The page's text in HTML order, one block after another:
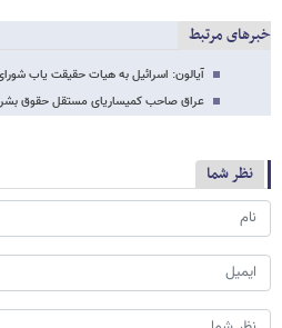
خبرهای مرتبط
آیالون: اسرائیل به هیات حقیقت یاب
عراق صاحب کمیساریای مستقل حقوق
نظر شما